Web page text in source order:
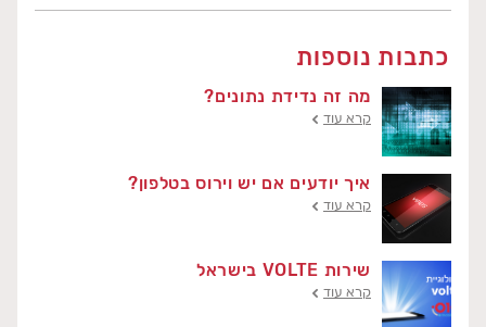
כתבות נוספות
מה זה נדידת נתונים?
קרא עוד
איך יודעים אם יש וירוס בטלפון?
קרא עוד
שירות VOLTE בישראל
קרא עוד